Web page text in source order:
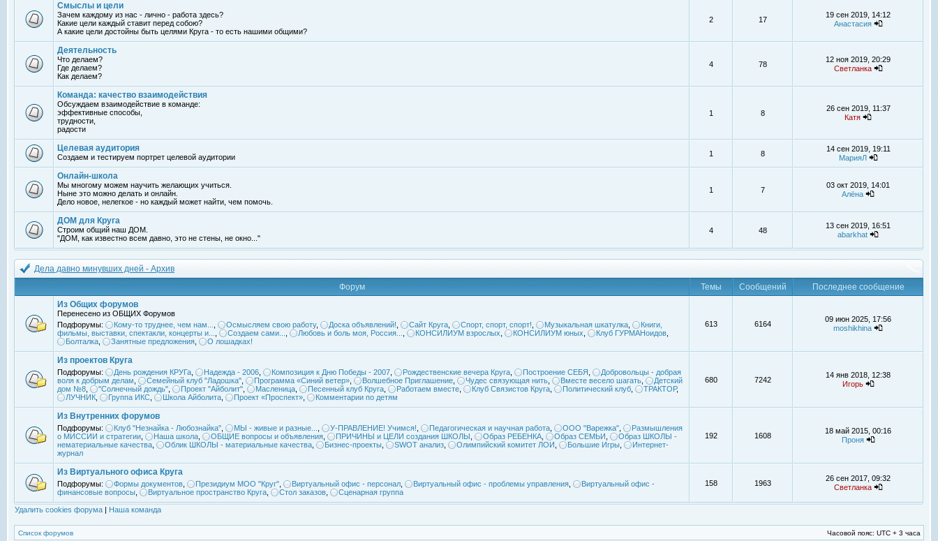
Смыслы и цели
Зачем каждому из нас - лично - работа здесь?
Какие цели каждый ставит перед собою?
А какие цели достойны быть целями Круга - то есть нашими общими?
2 17
19 сен 2019, 14:12
Анастасия
Деятельность
Что делаем?
Где делаем?
Как делаем?
4 78
12 ноя 2019, 20:29
Светланка
Команда: качество взаимодействия
Обсуждаем взаимодействие в команде:
эффективные способы,
трудности,
радости
1 8
26 сен 2019, 11:37
Катя
Целевая аудитория
Создаем и тестируем портрет целевой аудитории 1 8
14 сен 2019, 19:11
МарияЛ
Онлайн-школа
Мы многому можем научить желающих учиться.
Ныне это можно делать и онлайн.
Дело новое, нелегкое - но каждый может найти, чем помочь.
1 7
03 окт 2019, 14:01
Алёна
ДОМ для Круга
Строим общий наш ДОМ.
"ДОМ, как известно всем давно, это не стены, не окно..."
4 48
13 сен 2019, 16:51
abarkhat
Дела давно минувших дней - Архив
Форум
Темы Сообщений
Последнее сообщение
Из Общих форумов
Перенесено из ОБЩИХ Форумов
Подфорумы:
Кому-то труднее, чем нам... Осмысляем свою работу, Доска объявлений! Сайт Круга Спорт, спорт, спорт! Музыкальная шкатулка
Книги,
фильмы, выставки, спектакли, концерты и...
Создаем сами... Любовь и боль моя, Россия... КОНСИЛИУМ взрослых КОНСИЛИУМ юных Клуб ГУРМАНоидов
Болталка
Занятные предложения О лошадках!
613 6164
09 июн 2025, 17:56
moshikhina
Из проектов Круга
Подфорумы: День рождения КРУГа Надежда - 2006 Композиция к Дню Победы - 2007 Рождественские вечера Круга Построение СЕБЯ
Добровольцы - добрая
воля к добрым делам
Семейный клуб "Ладошка" Программа «Синий ветер» Волшебное Приглашение Чудес связующая нить Вместе весело шагать
Детский
дом №8
"Солнечный дождь" Проект "Айболит" Масленица Песенный клуб Круга Работаем вместе Клуб Связистов Круга Политический клуб ТРАКТОР,
ЛУЧНИК
Группа ИКС Школа Айболита Проект «Проспект» Комментарии по детям
680 7242
14 янв 2018, 12:38
Игорь
Из Внутренних форумов
Подфорумы: Клуб "Незнайка - Любознайка" МЫ - живые и разные... У-ПРАВЛЕНИЕ! Учимся! Педагогическая и научная работа ООО "Варежка"
Размышления
о МИССИИ и стратегии
Наша школа ОБЩИЕ вопросы и объявления ПРИЧИНЫ и ЦЕЛИ создания ШКОЛЫ Образ РЕБЕНКА Образ СЕМЬИ
Образ ШКОЛЫ -
нематериальные качества
Облик ШКОЛЫ - материальные качества Бизнес-проекты SWOT анализ Олимпийский комитет ЛОИ Большие Игры
Интернет-
журнал
192 1608
18 май 2015, 00:16
Проня
Из Виртуального офиса Круга
Подфорумы: Формы документов Президиум МОО "Круг" Виртуальный офис - персонал Виртуальный офис - проблемы управления
Виртуальный офис -
финансовые вопросы
Виртуальное пространство Круга Стол заказов Сценарная группа
158 1963
26 сен 2017, 09:32
Светланка
Удалить cookies форума | Наша команда
Список форумов Часовой пояс: UTC + 3 часа